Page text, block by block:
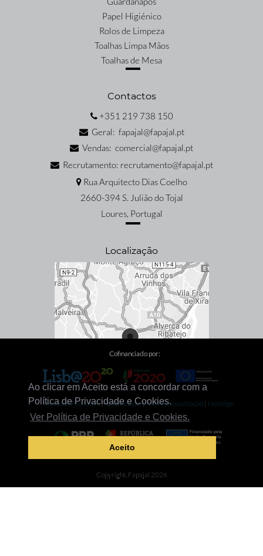
Ao clicar em Aceito está a concordar com a
Política de Privacidade e Cookies.
Ver Política de Privacidade e Cookies.
Aceito
Papel Higiénico
Rolos de Limpeza
Toalhas Limpa Mãos
Toalhas de Mesa
Contactos
+351 219 738 150
Geral: fapajal@fapajal.pt
Vendas: comercial@fapajal.pt
Recrutamento: recrutamento@fapajal.pt
Rua Arquitecto Dias Coelho
2660-394 S. Julião do Tojal
Loures, Portugal
Localização
Cofinanciado por:
Inovação Produtiva|Qualificação|Internacionalização| Netedge
Copyright, Fapajal 2026